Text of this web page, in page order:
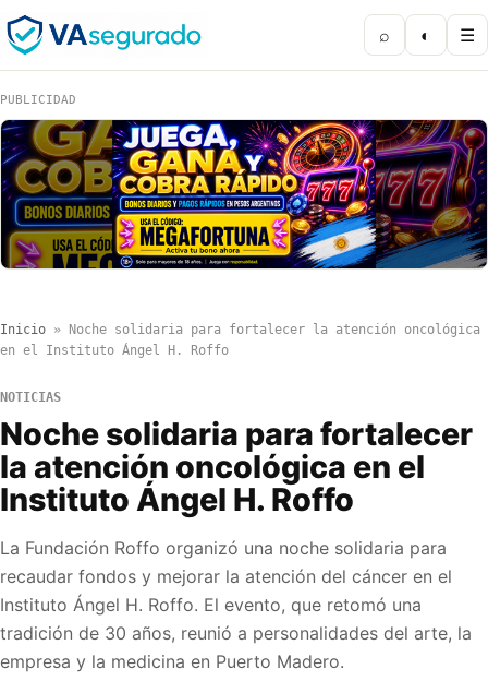
⌕ ◐ ☰
PUBLICIDAD
Inicio »
Noche solidaria para fortalecer la atención oncológica
en el Instituto Ángel H. Roffo
NOTICIAS
Noche solidaria para fortalecer
la atención oncológica en el
Instituto Ángel H. Roffo
La Fundación Roffo organizó una noche solidaria para
recaudar fondos y mejorar la atención del cáncer en el
Instituto Ángel H. Roffo. El evento, que retomó una
tradición de 30 años, reunió a personalidades del arte, la
empresa y la medicina en Puerto Madero.